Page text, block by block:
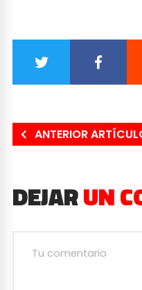
ANTERIOR
DEJARUN